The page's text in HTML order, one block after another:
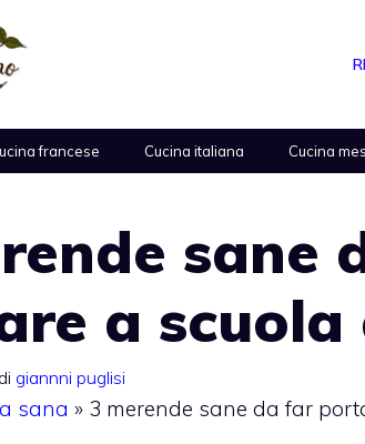
francese Cucina italiana Cucina
sane
a scuola
di giannni puglisi
sana » 3 merende sane da far